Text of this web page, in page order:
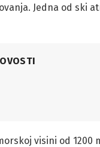
Jedna od ski
visini od